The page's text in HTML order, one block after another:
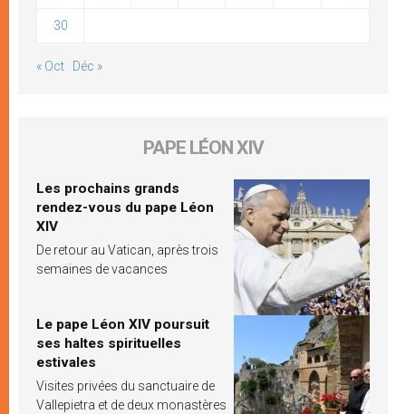
30
« Oct Déc »
PAPE LÉON XIV
Les prochains grands
rendez-vous du pape Léon
XIV
De retour au Vatican, après trois
semaines de vacances
Le pape Léon XIV poursuit
ses haltes spirituelles
estivales
Visites privées du sanctuaire de
Vallepietra et de deux monastères